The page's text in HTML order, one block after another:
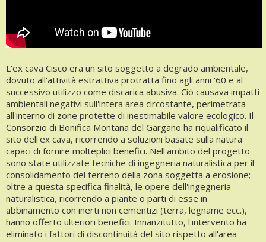
L'ex cava Cisco era un sito soggetto a degrado ambientale,
dovuto all'attività estrattiva protratta fino agli anni '60 e al
successivo utilizzo come discarica abusiva. Ciò causava impatti
ambientali negativi sull'intera area circostante, perimetrata
all'interno di zone protette di inestimabile valore ecologico. Il
Consorzio di Bonifica Montana del Gargano ha riqualificato il
sito dell'ex cava, ricorrendo a soluzioni basate sulla natura
capaci di fornire molteplici benefici. Nell'ambito del progetto
sono state utilizzate tecniche di ingegneria naturalistica per il
consolidamento del terreno della zona soggetta a erosione;
oltre a questa specifica finalità, le opere dell'ingegneria
naturalistica, ricorrendo a piante o parti di esse in
abbinamento con inerti non cementizi (terra, legname ecc.),
hanno offerto ulteriori benefici. Innanzitutto, l'intervento ha
eliminato i fattori di discontinuità del sito rispetto all'area